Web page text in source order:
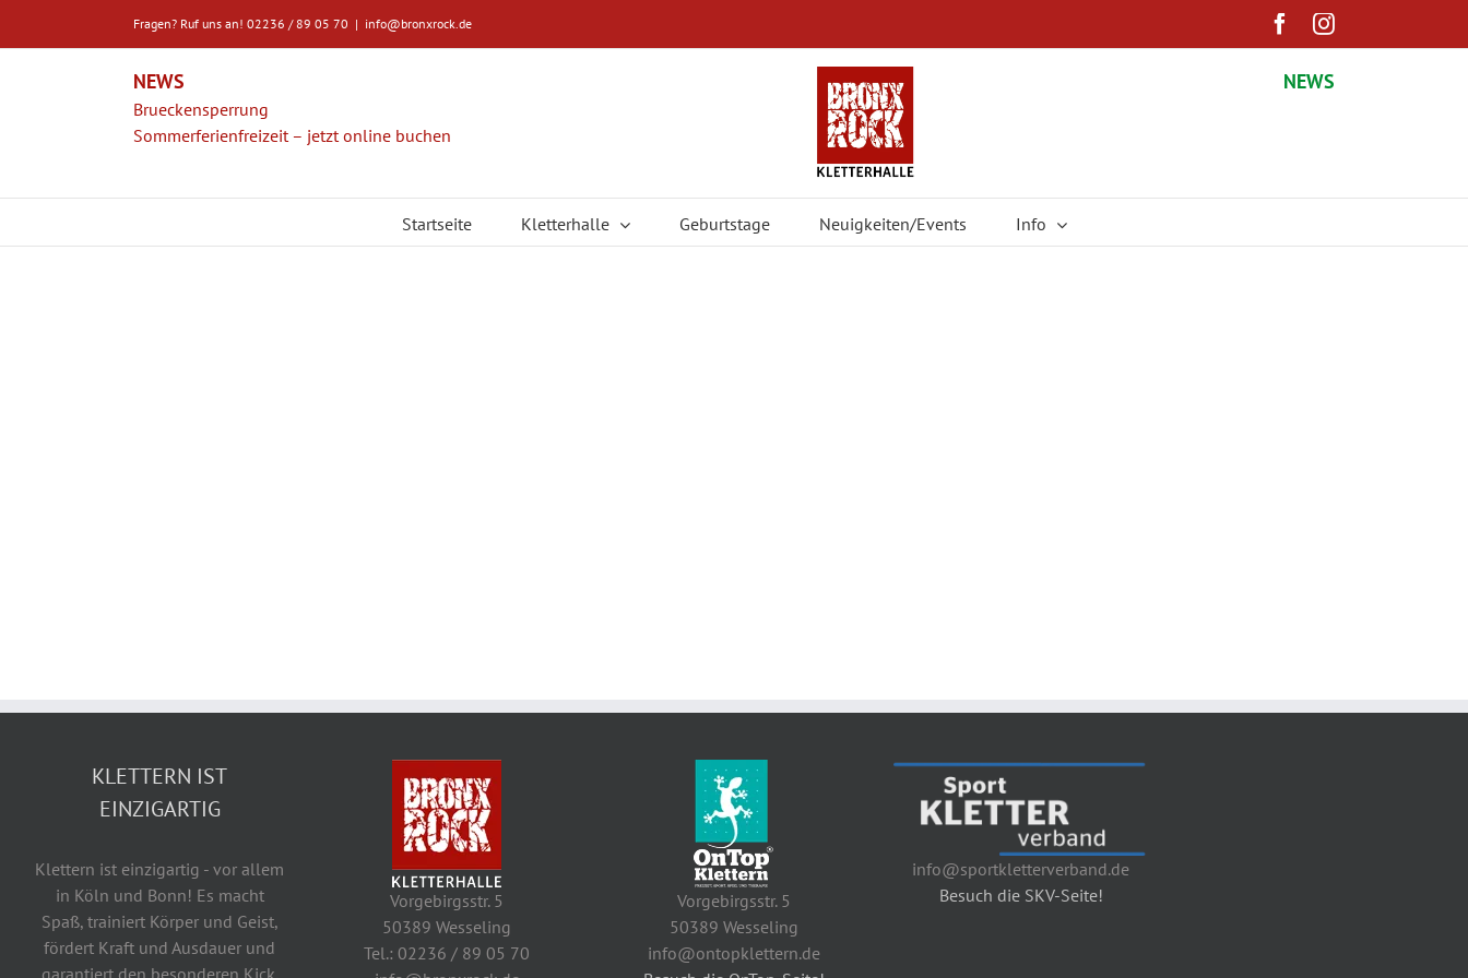
Fragen? Ruf uns an! 02236 / 89 05 70 | info@bronxrock.de FacebookInstagram
NEWS
Brueckensperrung
Sommerferienfreizeit – jetzt online buchen
NEWS
Startseite Kletterhalle Geburtstage Neuigkeiten/Events Info
KLETTERN IST
EINZIGARTIG
Klettern ist einzigartig - vor allem
in Köln und Bonn! Es macht
Spaß, trainiert Körper und Geist,
fördert Kraft und Ausdauer und
garantiert den besonderen Kick.
Vorgebirgsstr. 5
50389 Wesseling
Tel.: 02236 / 89 05 70
Vorgebirgsstr. 5
50389 Wesseling
info@ontopklettern.de
info@sportkletterverband.de
Besuch die SKV-Seite!